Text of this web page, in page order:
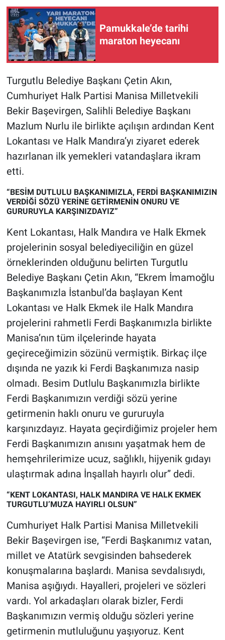
Pamukkale’de tarihi
maraton heyecanı
Turgutlu Belediye Başkanı Çetin Akın,
Cumhuriyet Halk Partisi Manisa Milletvekili
Bekir Başevirgen, Salihli Belediye Başkanı
Mazlum Nurlu ile birlikte açılışın ardından Kent
Lokantası ve Halk Mandıra’yı ziyaret ederek
hazırlanan ilk yemekleri vatandaşlara ikram
etti.
“BESİM DUTLULU BAŞKANIMIZLA, FERDİ BAŞKANIMIZIN
VERDİĞİ SÖZÜ YERİNE GETİRMENİN ONURU VE
GURURUYLA KARŞINIZDAYIZ”
Kent Lokantası, Halk Mandıra ve Halk Ekmek
projelerinin sosyal belediyeciliğin en güzel
örneklerinden olduğunu belirten Turgutlu
Belediye Başkanı Çetin Akın, “Ekrem İmamoğlu
Başkanımızla İstanbul’da başlayan Kent
Lokantası ve Halk Ekmek ile Halk Mandıra
projelerini rahmetli Ferdi Başkanımızla birlikte
Manisa’nın tüm ilçelerinde hayata
geçireceğimizin sözünü vermiştik. Birkaç ilçe
dışında ne yazık ki Ferdi Başkanımıza nasip
olmadı. Besim Dutlulu Başkanımızla birlikte
Ferdi Başkanımızın verdiği sözü yerine
getirmenin haklı onuru ve gururuyla
karşınızdayız. Hayata geçirdiğimiz projeler hem
Ferdi Başkanımızın anısını yaşatmak hem de
hemşehrilerimize ucuz, sağlıklı, hijyenik gıdayı
ulaştırmak adına İnşallah hayırlı olur” dedi.
“KENT LOKANTASI, HALK MANDIRA VE HALK EKMEK
TURGUTLU’MUZA HAYIRLI OLSUN”
Cumhuriyet Halk Partisi Manisa Milletvekili
Bekir Başevirgen ise, “Ferdi Başkanımız vatan,
millet ve Atatürk sevgisinden bahsederek
konuşmalarına başlardı. Manisa sevdalısıydı,
Manisa aşığıydı. Hayalleri, projeleri ve sözleri
vardı. Yol arkadaşları olarak bizler, Ferdi
Başkanımızın vermiş olduğu sözleri yerine
getirmenin mutluluğunu yaşıyoruz. Kent
Programlar
Sağlık
Teknoloji
Türkiye'nin Geleceği
Türkiye'nin Gündemi
Yerel Yaşam